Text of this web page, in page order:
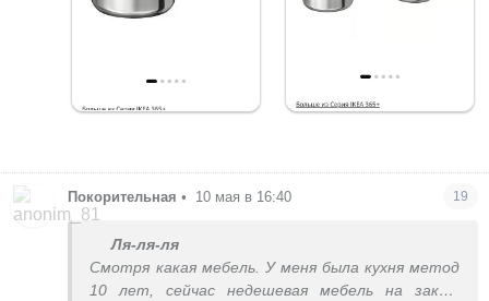
Покорительная • 10 мая в 16:40 19
Ля-ля-ля
Смотря какая мебель. У меня была кухня метод
10 лет, сейчас недешевая мебель на заказ.